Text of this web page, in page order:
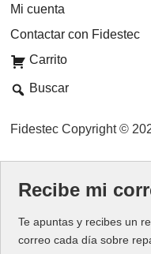
Mi cuenta
Contactar con Fidestec
Carrito
Buscar
Fidestec Copyright ©
Recibe mi
Te apuntas y recibes un
correo cada día sobre